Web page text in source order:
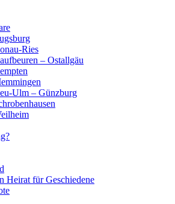
Ries
– Ostallgäu
Ulm – Günzburg
Heirat für Geschiedene